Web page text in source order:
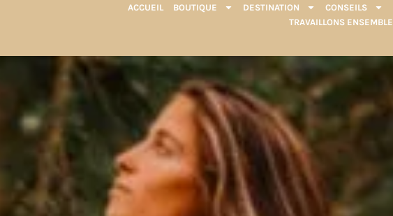
ACCUEIL BOUTIQUE DESTINATION CONSEILS
TRAVAILLONS ENSEMBLE